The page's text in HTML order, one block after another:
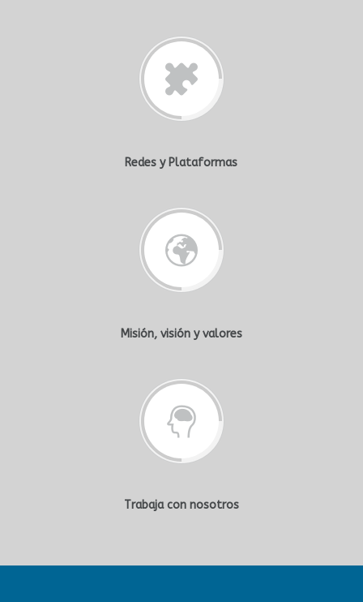
Redes y Plataformas
Misión, visión y valores
Trabaja con nosotros